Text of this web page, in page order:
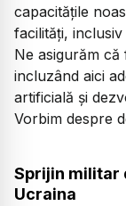
capacitățile
facilități,
Ne asigurăm
incluzând aici
artificială și
Vorbim despre
Sprijin militar
Ucraina